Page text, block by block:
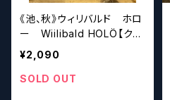
《池、秋》ウィリバルド ホロ
ー Wiilibald HOLÖ【クラ
フトビール】
¥2,090
SOLD OUT